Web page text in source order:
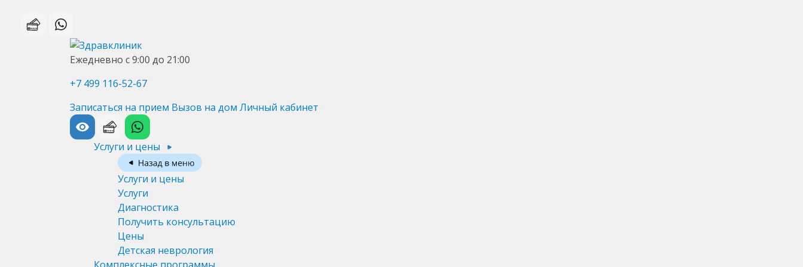
Ежедневно с 9:00 до 21:00
+7 499 116-52-67
Записаться на прием Вызов на дом Личный кабинет
Услуги и цены
Услуги и цены
Услуги
Диагностика
Получить консультацию
Цены
Детская неврология